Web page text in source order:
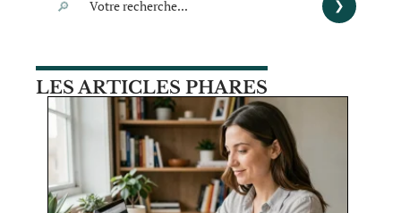
LES ARTICLES PHARES